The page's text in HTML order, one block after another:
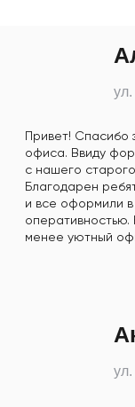
Привет! Спасибо
офиса. Ввиду
с нашего
Благодарен
и все оформили в
оперативностью.
менее уютный